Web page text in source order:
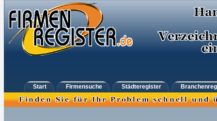
Start Firmensuche Städteregister